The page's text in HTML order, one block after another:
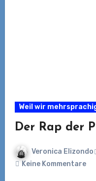
Weil wir
Der Rap der
Veronica Elizondo
Keine Kommentare